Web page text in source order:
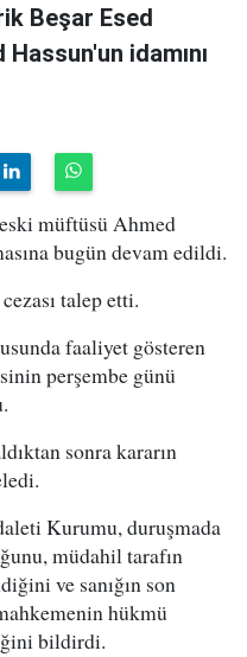
Beşar Esed
idamını
müftüsü Ahmed
bugün devam edildi.
talep etti.
faaliyet gösteren
perşembe günü
sonra kararın
Kurumu, duruşmada
müdahil tarafın
ve sanığın son
hükmü
bildirdi.